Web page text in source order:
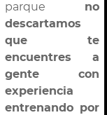
parque no
descartamos
que te
encuentres a
gente con
experiencia
entrenando por